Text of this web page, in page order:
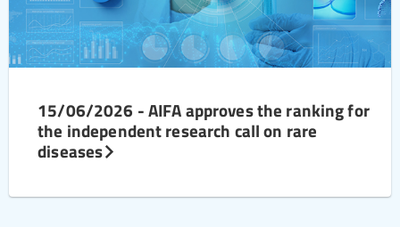
15/06/2026 - AIFA approves the ranking for
the independent research call on rare
diseases